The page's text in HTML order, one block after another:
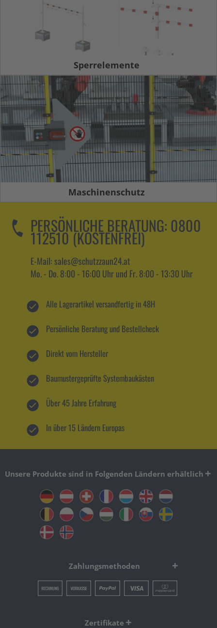
Sperrelemente
Maschinenschutz
PERSÖNLICHE BERATUNG: 0800
112510 (KOSTENFREI)
E-Mail: sales@schutzzaun24.at
Mo. - Do. 8:00 - 16:00 Uhr und Fr. 8:00 - 13:30 Uhr
Alle Lagerartikel versandfertig in 48H
Persönliche Beratung und Bestellcheck
Direkt vom Hersteller
Baumustergeprüfte Systembaukästen
Über 45 Jahre Erfahrung
In über 15 Ländern Europas
Unsere Produkte sind in Folgenden Ländern erhältlich
Zahlungsmethoden
Zertifikate